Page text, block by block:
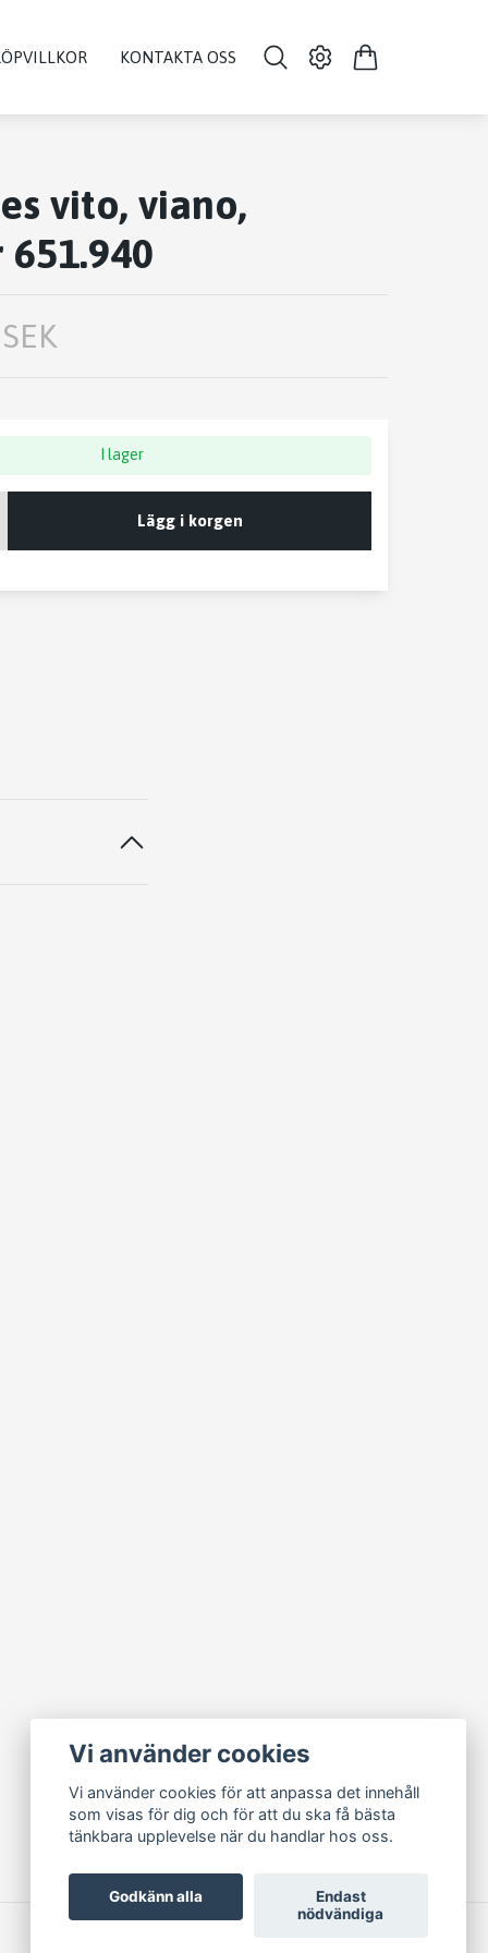
KONTAKTA OSS
vito, viano,
I lager
Lägg i korgen
Vi använder cookies
Vi använder cookies för att anpassa det innehåll
som visas för dig och för att du ska få bästa
tänkbara upplevelse när du handlar hos oss.
Godkänn alla
Endast
nödvändiga